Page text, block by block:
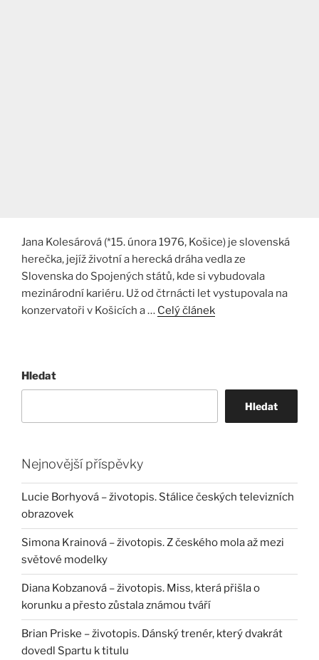
Jana Kolesárová (*15. února 1976, Košice) je slovenská
herečka, jejíž životní a herecká dráha vedla ze
Slovenska do Spojených států, kde si vybudovala
mezinárodní kariéru. Už od čtrnácti let vystupovala na
konzervatoři v Košicích a … Celý článek
Hledat
Hledat
Nejnovější příspěvky
Lucie Borhyová – životopis. Stálice českých televizních
obrazovek
Simona Krainová – životopis. Z českého mola až mezi
světové modelky
Diana Kobzanová – životopis. Miss, která přišla o
korunku a přesto zůstala známou tváří
Brian Priske – životopis. Dánský trenér, který dvakrát
dovedl Spartu k titulu